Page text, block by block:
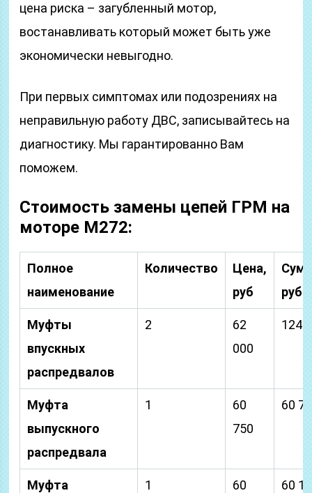
цена риска – загубленный мотор,
востанавливать который может быть уже
экономически невыгодно.
При первых симптомах или подозрениях на
неправильную работу ДВС, записывайтесь на
диагностику. Мы гарантированно Вам
поможем.
Стоимость замены цепей ГРМ на
моторе М272:
Полное
наименование
Количество
Цена,
руб
руб
Муфты
впускных
распредвалов
2
62
000
124
Муфта
выпускного
распредвала
1
60
750
60
Муфта
1
60
60